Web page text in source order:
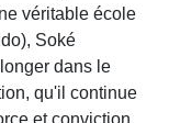
véritable école
Soké
dans le
qu'il continue
et conviction,